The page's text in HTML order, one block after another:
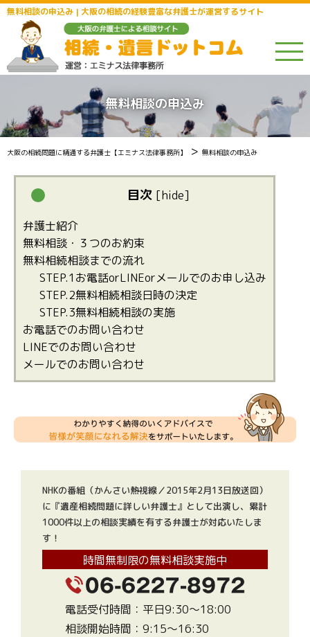
無料相談の申込み | 大阪の相続の経験豊富な弁護士が運営するサイト
無料相談の申込み
大阪の相続問題に精通する弁護士【エミナス法律事務所】 > 無料相談の申込み
目次 [hide]
弁護士紹介
無料相談・３つのお約束
無料相続相談までの流れ
STEP.1お電話orLINEorメールでのお申し込み
STEP.2無料相続相談日時の決定
STEP.3無料相続相談の実施
お電話でのお問い合わせ
LINEでのお問い合わせ
メールでのお問い合わせ
NHKの番組（かんさい熱視線／2015年2月13日放送回）
に『遺産相続問題に詳しい弁護士』として出演し、累計
1000件以上の相談実績を有する弁護士が対応いたしま
す！
時間無制限の無料相談実施中
電話受付時間：平日9:30～18:00
相談開始時間：9:15～16:30